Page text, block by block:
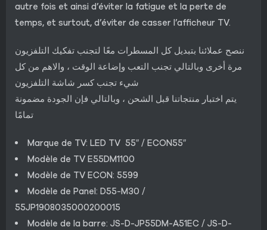
autre fois et ainsi d’éviter la fatigue et la perte de
temps, et surtout, d’éviter de casser l’afficheur TV.
ننصح عملائنا بتبديل كل المسطرات معًا لتجنب تفكيك التلفزيون
مرة أخرى وبالتالي تجنب التعب وإضاعة الوقت ، والاهم من كل
شيء تجنب كسر شاشة التلفزيون
يتم اختبار منتجاتنا قبل الشحن ، وبالتالي فإن الجودة مضمونة
تمامًا
Marque de TV: LED TV 55″ / ECON55″
Modèle de TV E55DM1100
Modèle de TV ECON: 5599
Modèle de Panel: D55-M30 /
55JP1908035000200015
Modèle de la barre: JS-D-JP55DM-A51EC / JS-D-